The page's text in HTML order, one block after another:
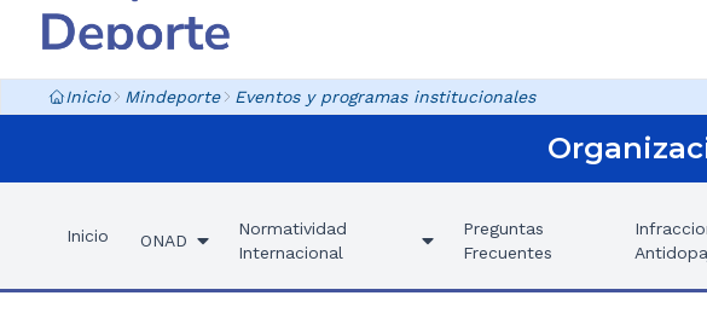
Inicio Mindeporte Eventos y programas institucionales
Inicio ONAD
Normatividad
Internacional
Preguntas
Frecuentes